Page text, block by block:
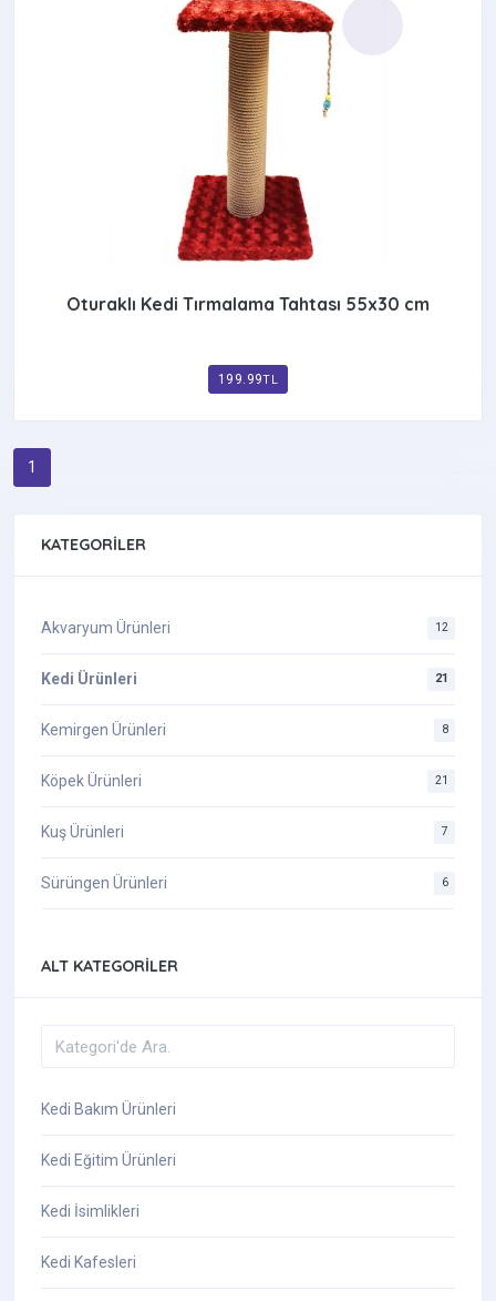
Oturaklı Kedi Tırmalama Tahtası 55x30 cm
199.99TL
1
KATEGORILER
Akvaryum Ürünleri 12
Kedi Ürünleri 21
Kemirgen Ürünleri 8
Köpek Ürünleri 21
Kuş Ürünleri 7
Sürüngen Ürünleri 6
ALT KATEGORILER
Kedi Bakım Ürünleri
Kedi Eğitim Ürünleri
Kedi İsimlikleri
Kedi Kafesleri